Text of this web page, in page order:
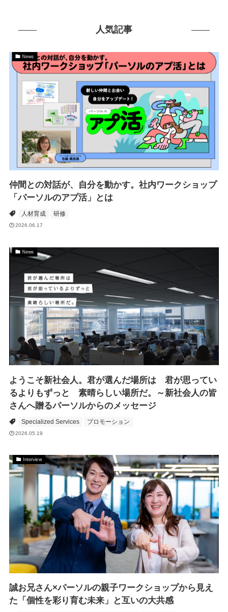
人気記事
News
仲間との対話が、自分を動かす。社内ワークショップ
「パーソルのアプ活」とは
人材育成 研修
2026.06.17
News
ようこそ新社会人。君が選んだ場所は 君が思ってい
るよりもずっと 素晴らしい場所だ。～新社会人の皆
さんへ贈るパーソルからのメッセージ
Specialized Services プロモーション
2026.05.19
Interview
誠お兄さん×パーソルの親子ワークショップから見え
た「個性を彩り育む未来」と互いの大共感